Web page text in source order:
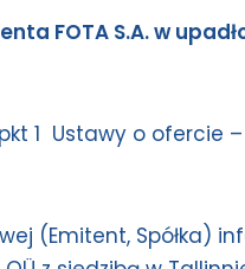
FOTA S.A. w
1 Ustawy o ofercie
(Emitent, Spółka)